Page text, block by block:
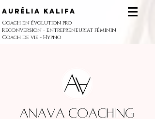
Aurélia Kalifa
Coach en évolution pro
Reconversion - entrepreneuriat féminin
Coach de vie - Hypno